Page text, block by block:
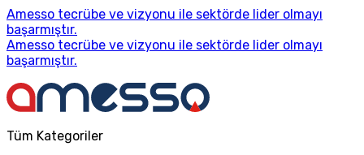
Amesso tecrübe ve vizyonu ile sektörde lider olmayı
başarmıştır.
Amesso tecrübe ve vizyonu ile sektörde lider olmayı
başarmıştır.
Tüm Kategoriler